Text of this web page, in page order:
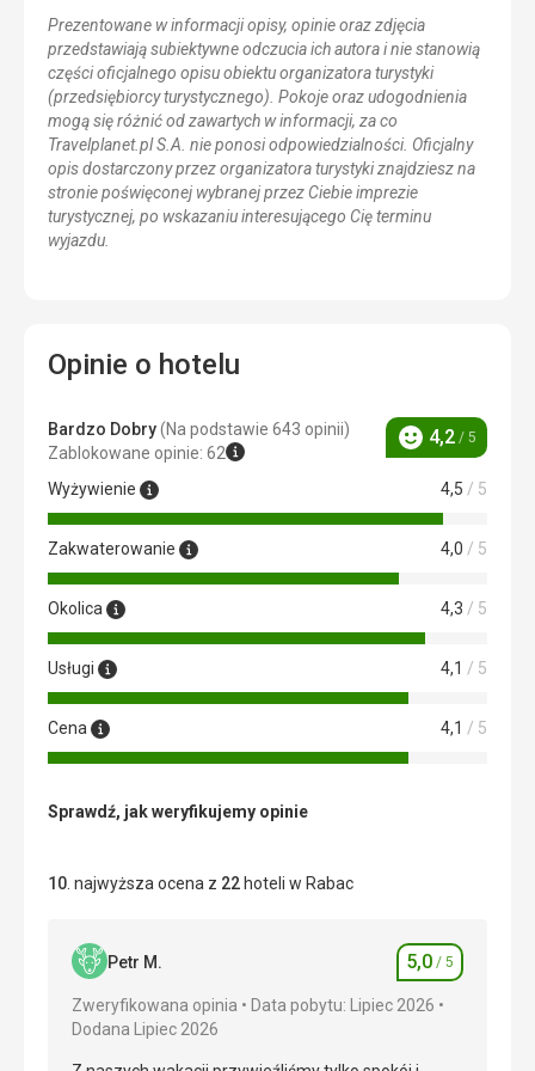
Prezentowane w informacji opisy, opinie oraz zdjęcia
przedstawiają subiektywne odczucia ich autora i nie stanowią
części oficjalnego opisu obiektu organizatora turystyki
(przedsiębiorcy turystycznego). Pokoje oraz udogodnienia
mogą się różnić od zawartych w informacji, za co
Travelplanet.pl S.A. nie ponosi odpowiedzialności. Oficjalny
opis dostarczony przez organizatora turystyki znajdziesz na
stronie poświęconej wybranej przez Ciebie imprezie
turystycznej, po wskazaniu interesującego Cię terminu
wyjazdu.
Opinie o hotelu
Bardzo Dobry(Na podstawie 643 opinii)
Zablokowane opinie: 62
Ocena
4,2 / 5
Wyżywienie 4,5 / 5
Zakwaterowanie 4,0 / 5
Okolica 4,3 / 5
Usługi 4,1 / 5
Cena 4,1 / 5
Sprawdź, jak weryfikujemy opinie
10 . najwyższa ocena z 22 hoteli w Rabac
Petr M. Ocena
5,0 / 5
Zweryfikowana opinia
Data pobytu: Lipiec 2026
Dodana Lipiec 2026